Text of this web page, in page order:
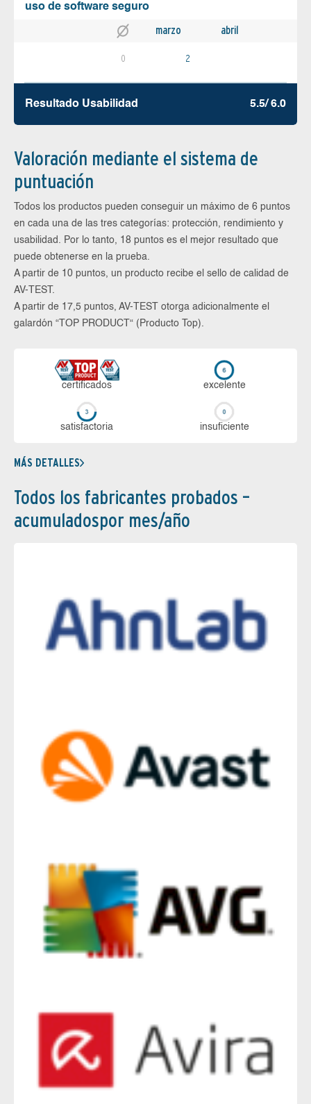
uso de software seguro
marzo abril
0 2
Resultado Usabilidad 5.5/ 6.0
Valoración mediante el sistema de
puntuación
Todos los productos pueden conseguir un máximo de 6 puntos
en cada una de las tres categorías: protección, rendimiento y
usabilidad. Por lo tanto, 18 puntos es el mejor resultado que
puede obtenerse en la prueba.
A partir de 10 puntos, un producto recibe el sello de calidad de
AV-TEST.
A partir de 17,5 puntos, AV-TEST otorga adicionalmente el
galardón “TOP PRODUCT“ (Producto Top).
certi­ficados ex­ce­len­te
sa­tis­fac­to­ria in­su­fi­cien­te
MÁS DETALLES
Todos los fabricantes probados –
acumuladospor mes/año